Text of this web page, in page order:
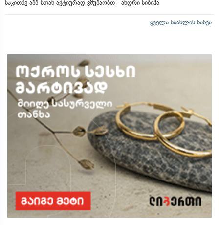
საკითზე აშშ-სთან აქტიურად ვმუშაობთ - ანდრი სიბიჰა
ყველა სიახლის ნახვა